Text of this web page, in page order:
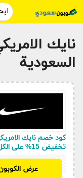
نايك
السعودية
كود خصم نايك
تخفيض 15% على الكل
عرض